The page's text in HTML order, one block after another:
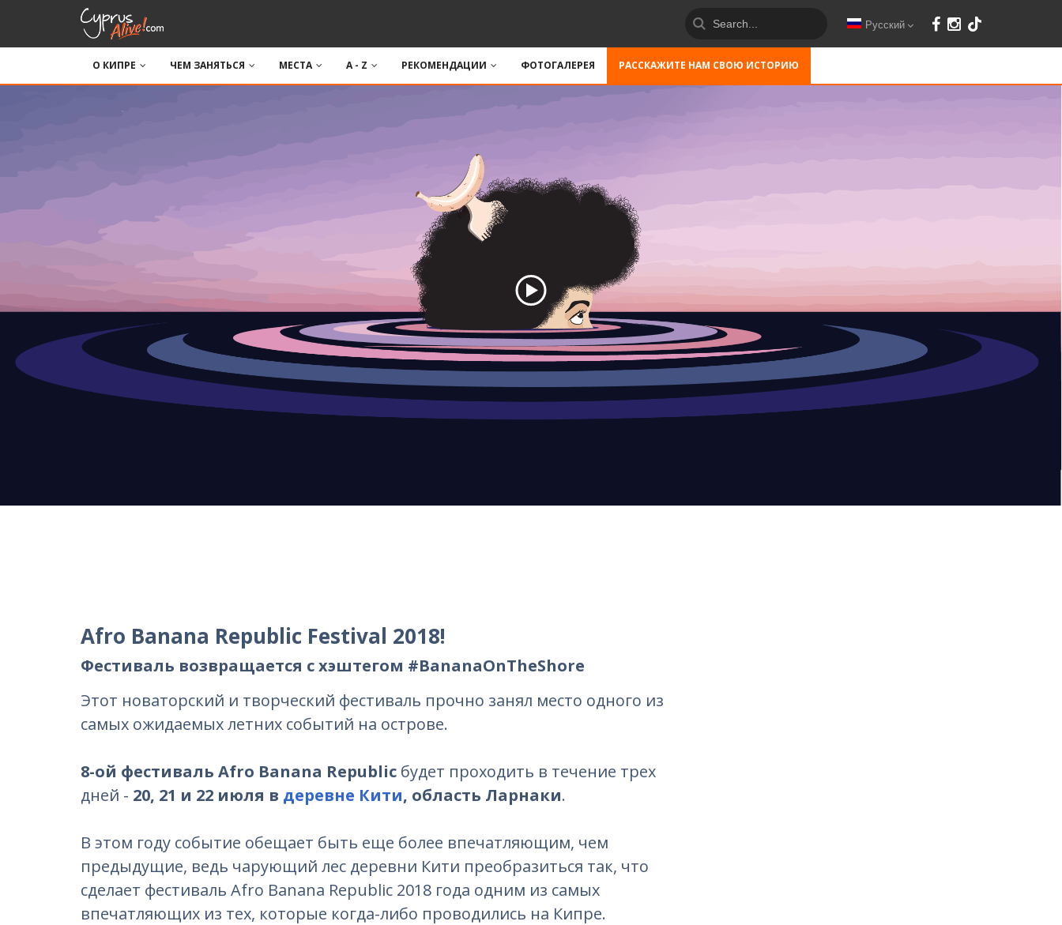
Русский
О КИПРЕ ЧЕМ ЗАНЯТЬСЯ МЕСТА A - Z РЕКОМЕНДАЦИИ ФОТОГАЛЕРЕЯ РАССКАЖИТЕ НАМ СВОЮ ИСТОРИЮ
Afro Banana Republic Festival 2018!
Фестиваль возвращается с хэштегом #BananaOnTheShore
Этот новаторский и творческий фестиваль прочно занял место одного из
самых ожидаемых летних событий на острове.
8-ой фестиваль Afro Banana Republic будет проходить в течение трех
дней - 20, 21 и 22 июля в деревне Кити, область Ларнаки.
В этом году событие обещает быть еще более впечатляющим, чем
предыдущие, ведь чарующий лес деревни Кити преобразиться так, что
сделает фестиваль Afro Banana Republic 2018 года одним из самых
впечатляющих из тех, которые когда-либо проводились на Кипре.